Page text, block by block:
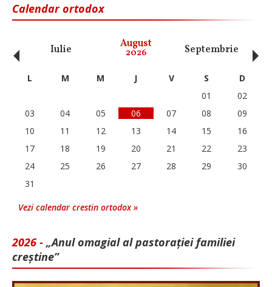
Calendar ortodox
Iulie August
2026 Septembrie
‹ L M M J V S
D
01
02
03
04 05 06 07 08
09
10
11 12 13 14 15
16
17
18 19 20 21 22
23
24
25 26 27 28 29
30
31
Vezi calendar crestin ortodox »
2026 - „Anul omagial al pastorației familiei
creștine”